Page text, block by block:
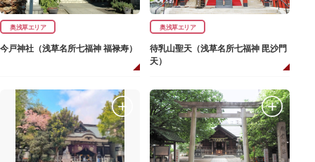
奥浅草エリア
今戸神社（浅草名所七福神 福禄寿）
奥浅草エリア
待乳山聖天（浅草名所七福神 毘沙門
天）